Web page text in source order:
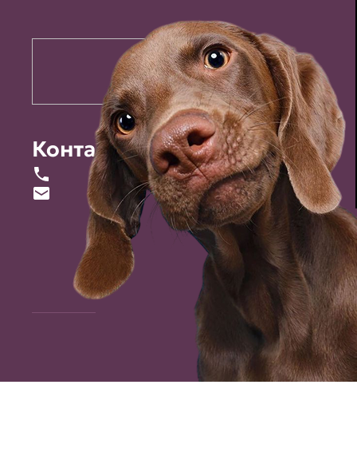
Контакты